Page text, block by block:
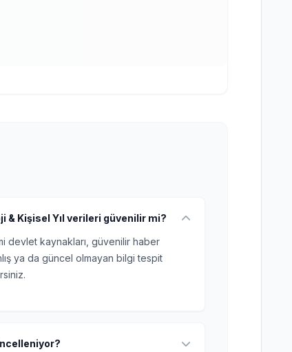
& Kişisel Yıl verileri güvenilir mi?
devlet kaynakları, güvenilir haber
ya da güncel olmayan bilgi tespit